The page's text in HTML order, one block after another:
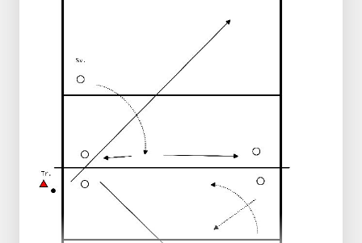
equipo que jugó el balón por encima de la
En principio, el juego no tiene por qué
detenerse.
Si esto ocurriera, el balón se pone de nuevo
en juego mediante un saque de OH desde
el fondo del campo.
¿Quién consigue los 15 primeros puntos?
Opcional:
Dependiendo del nivel, el 2º balón fuera de
posición puede ser atacado desde el fondo del
campo.